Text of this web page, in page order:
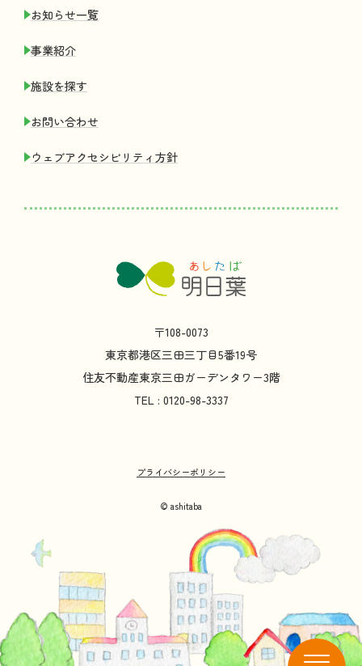
お知 らせ一覧
事業紹介
施設を探す
お問い合わせ
ウェブアクセシビリティ 方針
〒108-0073
東京都港区三田三丁目5番19号
住友不動産東京三田ガーデンタワー3階
TEL : 0120-98-3337
プライバシーポリシー
© ashitaba